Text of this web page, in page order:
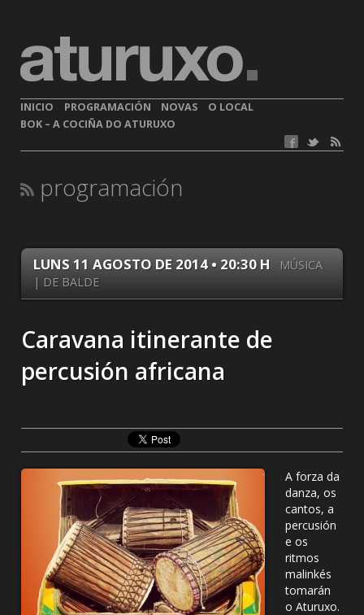
INICIO PROGRAMACIÓN NOVAS
O LOCAL
BOK – A COCIÑA DO ATURUXO
programación
LUNS 11 AGOSTO DE 2014 • 20:30 H
MÚSICA
| DE BALDE
Caravana itinerante de
percusión africana
A forza da
danza, os
cantos, a
percusión
e os
ritmos
malinkés
tomarán
o Aturuxo.